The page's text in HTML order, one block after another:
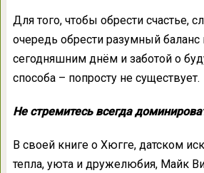
Для того, чтобы обрести счастье,
очередь обрести разумный
сегодняшним днём и заботой о
способа – попросту не существует.
Не стремитесь всегда
В своей книге о Хюгге, датском
тепла, уюта и дружелюбия, Майк